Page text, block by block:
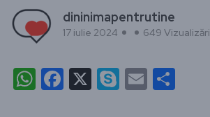
dininimapentrutine
17 iulie 2024 649 Vizualizări
WhatsApp
Facebook
X Skype
Email